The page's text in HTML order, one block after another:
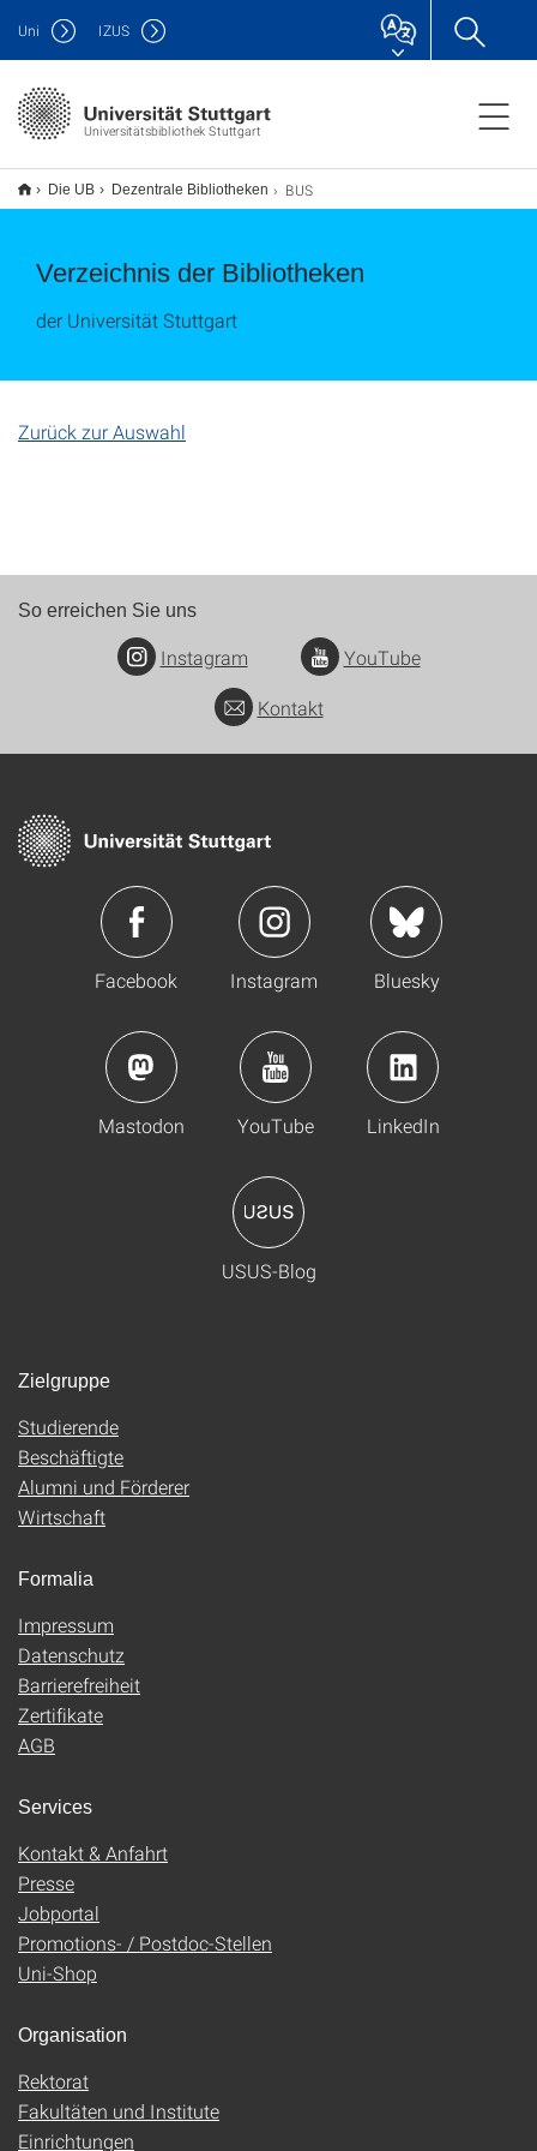
Universitätsbibliothek Stuttgart
Uni IZUS
Die UB Dezentrale Bibliotheken BUS
Verzeichnis der Bibliotheken
der Universität Stuttgart
Zurück zur Auswahl
So erreichen Sie uns
Instagram
YouTube
Kontakt
Facebook Instagram Bluesky
Mastodon YouTube LinkedIn
USUS-Blog
Zielgruppe
Studierende
Beschäftigte
Alumni und Förderer
Wirtschaft
Formalia
Impressum
Datenschutz
Barrierefreiheit
Zertifikate
AGB
Services
Kontakt & Anfahrt
Presse
Jobportal
Promotions- / Postdoc-Stellen
Uni-Shop
Organisation
Rektorat
Fakultäten und Institute
Einrichtungen